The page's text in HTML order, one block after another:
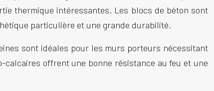
thermique intéressantes. Les blocs de béton sont
particulière et une grande durabilité.
sont idéales pour les murs porteurs nécessitant
offrent une bonne résistance au feu et une